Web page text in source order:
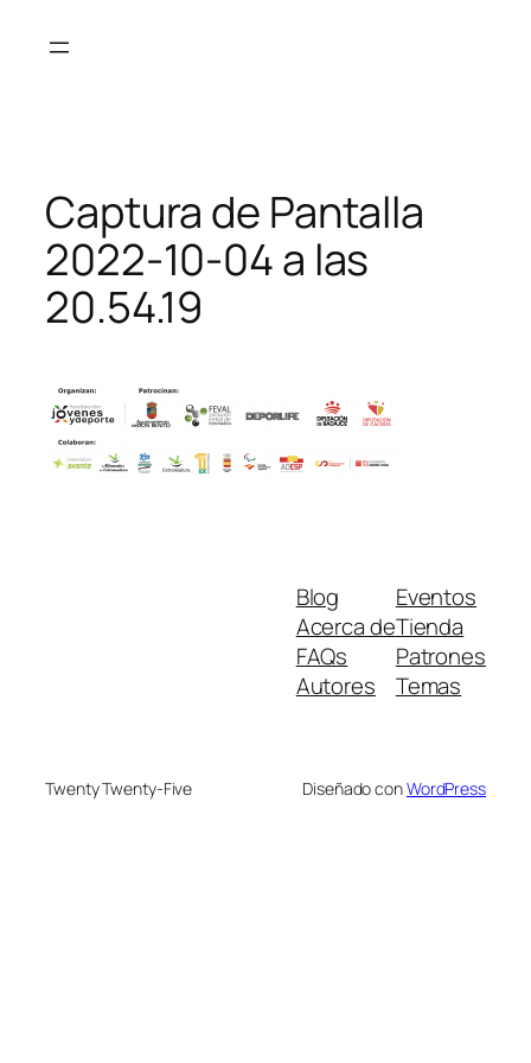
Captura de Pantalla
2022-10-04 a las
20.54.19
Blog
Acerca de
FAQs
Autores
Eventos
Tienda
Patrones
Temas
Twenty Twenty-Five Diseñado conWordPress